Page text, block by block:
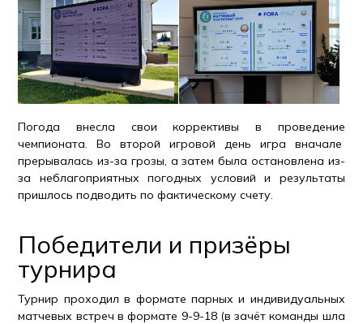
Погода внесла свои коррективы в проведение
чемпионата. Во второй игровой день игра вначале
прерывалась из-за грозы, а затем была остановлена из-
за неблагоприятных погодных условий и результаты
пришлось подводить по фактическому счету.
Победители и призёры
турнира
Турнир проходил в формате парных и индивидуальных
матчевых встреч в формате 9-9-18 (в зачёт команды шла